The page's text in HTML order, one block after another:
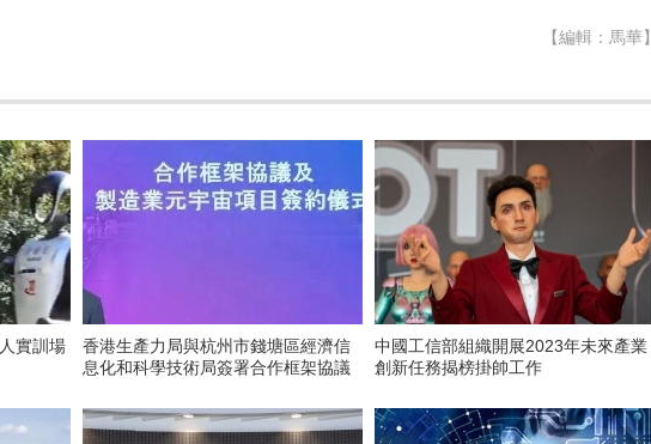
【編輯：馬華】
實訓場
香港生產力局與杭州市錢塘區經濟信
息化和科學技術局簽署合作框架協議
中國工信部組織開展2023年未來產業
創新任務揭榜掛帥工作